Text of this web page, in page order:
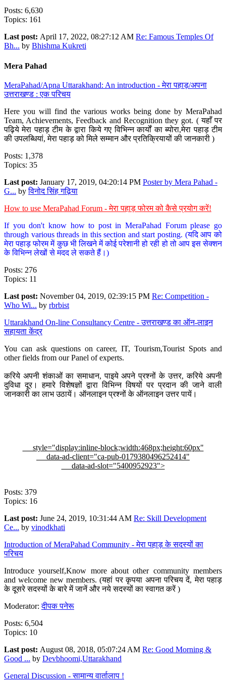
Posts: 6,630
Topics: 161
Last post: April 17, 2022, 08:27:12 AM Re: Famous Temples Of
Bh... by Bhishma Kukreti
Mera Pahad
MeraPahad/Apna Uttarakhand: An introduction - मेरा पहाड़/अपना
उत्तराखण्ड : एक परिचय
Here you will find the various works being done by MeraPahad
Team, Achievements, Feedback and Recognition they got. ( यहाँ पर
पढ़िये मेरा पहाड़ टीम के द्वारा किये गए विभिन्न कार्यों का ब्योरा,मेरा पहाड़ टीम
की उपलब्धियां, मेरा पहाड़ को मिले सम्मान और प्रतिक्रियायों की जानकारी )
Posts: 1,378
Topics: 35
Last post: January 17, 2019, 04:20:14 PM Poster by Mera Pahad -
G... byविनोद सिंह गढ़िया
How to use MeraPahad Forum - मेरा पहाड़ फोरम को कैसे प्रयोग करें!
If you don't know how to post in MeraPahad Forum please go
through various threads in this section and start posting. (यदि आप को
मेरा पहाड़ फोरम में कुछ भी लिखने में कोई परेशानी हो रही हो तो आप इस सेक्शन
के विभिन्न लेखों से मदद ले सकते हैं।)
Posts: 276
Topics: 11
Last post: November 04, 2019, 02:39:15 PM Re: Competition -
Who Wi... by rbrbist
Uttarakhand On-line Consultancy Centre - उत्तराखण्ड का ऑन-लाइन
सहायता केंद्र
You can ask questions on career, IT, Tourism,Tourist Spots and
other fields from our Panel of experts.
करिये अपनी शंकाओं का समाधान, पाइये अपने प्रश्नों के उत्तर, करिये अपनी
दुविधा दूर। हमारे विशेषज्ञों द्वारा विभिन्न विषयों पर प्रदान की जाने वाली
जानकारी का लाभ उठायें। ऑनलाइन प्रश्नों के ऑनलाइन उत्तर पायें।
style="display:inline-block;width:468px;height:60px"
data-ad-client="ca-pub-0179380496252414"
data-ad-slot="5400952923">
Posts: 379
Topics: 16
Last post: June 24, 2019, 10:31:44 AM Re: Skill Development
Ce... by vinodkhati
Introduction of MeraPahad Community - मेरा पहाड़ के सदस्यों का
परिचय
Introduce yourself,Know more about other community members
and welcome new members. (यहां पर कृपया अपना परिचय दें, मेरा पहाड़
के दूसरे सदस्यों के बारे में जानें और नये सदस्यों का स्वागत करें )
Moderator:दीपक पनेरू
Posts: 6,504
Topics: 10
Last post: August 08, 2018, 05:07:24 AM Re: Good Morning &
Good ... by Devbhoomi,Uttarakhand
General Discussion - सामान्य वार्तालाप !